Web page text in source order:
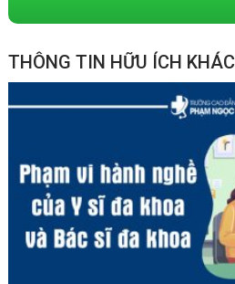
THÔNG TIN HỮU ÍCH KHÁC